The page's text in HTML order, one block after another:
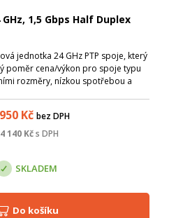
1,5 Gbps Half Duplex
jednotka 24 GHz PTP spoje, který
poměr cena/výkon pro spoje typu
rozměry, nízkou spotřebou a
Kč bez DPH
140Kč s DPH
SKLADEM
Do košíku